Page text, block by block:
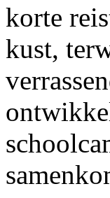
korte
kust,